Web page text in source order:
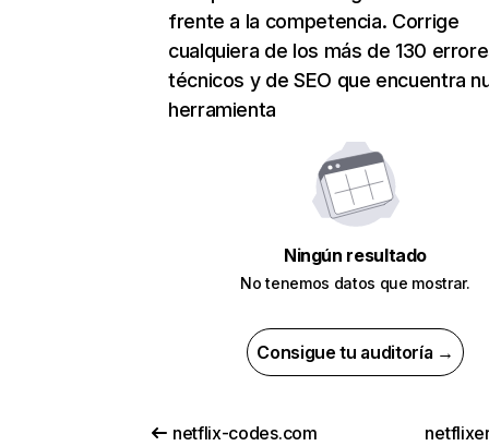
frente a la competencia. Corrige
cualquiera de los más de 130
técnicos y de SEO que encuentra
herramienta
Ningún resultado
No tenemos datos que mostrar.
Consigue tu auditoría →
netflix-codes.com